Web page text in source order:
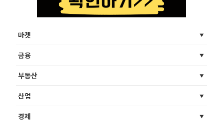
마켓
금융
부동산
산업
경제